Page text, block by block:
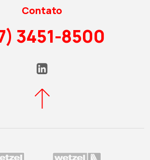
Contato
3451-8500